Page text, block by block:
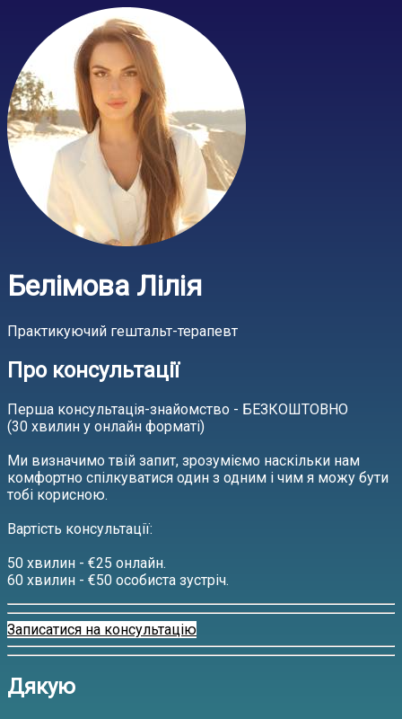
Белімова Лілія
Практикуючий гештальт-терапевт
Про консультації
Перша консультація-знайомство - БЕЗКОШТОВНО
(30 хвилин у онлайн форматі)
Ми визначимо твій запит, зрозуміємо наскільки нам
комфортно спілкуватися один з одним і чим я можу бути
тобі корисною.
Вартість консультації:
50 хвилин - €25 онлайн.
60 хвилин - €50 особиста зустріч.
Записатися на консультацію
Дякую